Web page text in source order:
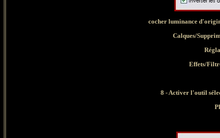
cocher luminance
Calques/
Effets/
8 - Activer l'outil